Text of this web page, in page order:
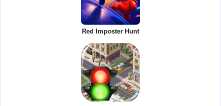
Red Imposter Hunt